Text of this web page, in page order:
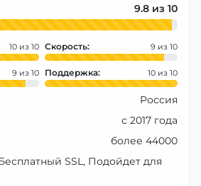
9.8
10 Скорость: 9
9 Поддержка: 10
Россия
с 2017 года
более 44000
SSL, Подойдет для